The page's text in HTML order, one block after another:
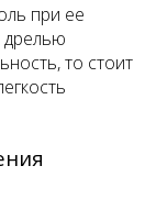
при ее
дрелью
то стоит